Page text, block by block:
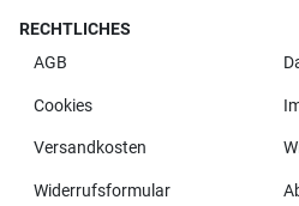
RECHTLICHES
AGB
Cookies
Versandkosten
Widerrufsformular